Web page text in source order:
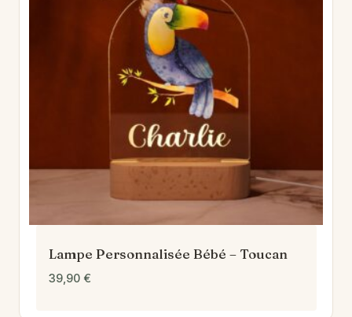
Lampe Personnalisée Bébé – Toucan
39,90 €